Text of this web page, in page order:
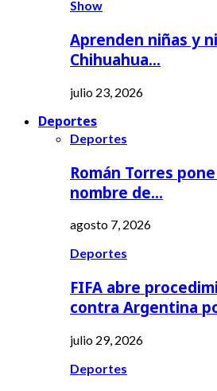
Show
Aprenden niñas y
Chihuahua…
julio 23, 2026
Deportes
Deportes
Román Torres
nombre de…
agosto 7, 2026
Deportes
FIFA abre
contra Argentina
julio 29, 2026
Deportes